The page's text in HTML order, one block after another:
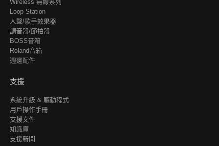
Wireless 無線系列
Loop Station
人聲/歌手效果器
調音器/節拍器
BOSS音箱
Roland音箱
週邊配件
支援
系統升級 & 驅動程式
用戶操作手冊
支援文件
知識庫
支援新聞